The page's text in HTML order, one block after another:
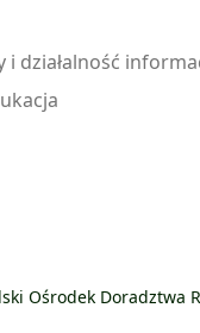
i działalność
Ośrodek Doradztwa